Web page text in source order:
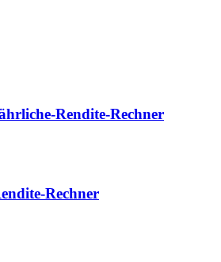
Rendite-Rechner
Rechner